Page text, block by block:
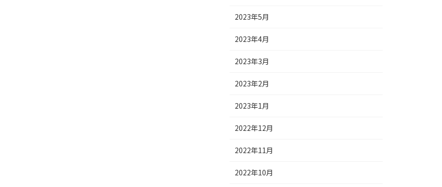
2023年5月
2023年4月
2023年3月
2023年2月
2023年1月
2022年12月
2022年11月
2022年10月